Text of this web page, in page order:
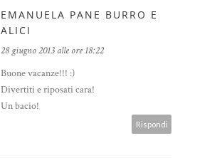
EMANUELA PANE BURRO E
ALICI
28 giugno 2013 alle ore 18:22
Buone vacanze!!! :)
Divertiti e riposati cara!
Un bacio!
Rispondi